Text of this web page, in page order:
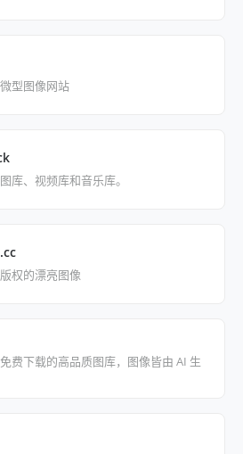
型图像网站
库、视频库和音乐库。
权的漂亮图像
费下载的高品质图库，图像皆由 AI 生